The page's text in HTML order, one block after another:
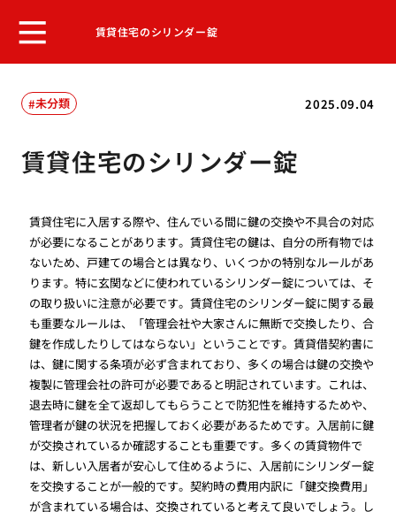
賃貸住宅のシリンダー錠
2025.09.04
未分類
賃貸住宅のシリンダー錠
賃貸住宅に入居する際や、住んでいる間に鍵の交換や不具合の対応
が必要になることがあります。賃貸住宅の鍵は、自分の所有物では
ないため、戸建ての場合とは異なり、いくつかの特別なルールがあ
ります。特に玄関などに使われているシリンダー錠については、そ
の取り扱いに注意が必要です。賃貸住宅のシリンダー錠に関する最
も重要なルールは、「管理会社や大家さんに無断で交換したり、合
鍵を作成したりしてはならない」ということです。賃貸借契約書に
は、鍵に関する条項が必ず含まれており、多くの場合は鍵の交換や
複製に管理会社の許可が必要であると明記されています。これは、
退去時に鍵を全て返却してもらうことで防犯性を維持するためや、
管理者が鍵の状況を把握しておく必要があるためです。入居前に鍵
が交換されているか確認することも重要です。多くの賃貸物件で
は、新しい入居者が安心して住めるように、入居前にシリンダー錠
を交換することが一般的です。契約時の費用内訳に「鍵交換費用」
が含まれている場合は、交換されていると考えて良いでしょう。し